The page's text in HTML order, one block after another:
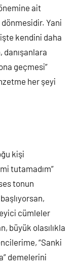
ait
Yani
kendini daha
geçmesi”
her şeyi
kişi
tutamadım”
tonun
cümleler
büyük olasılıkla
“Sanki
demelerini